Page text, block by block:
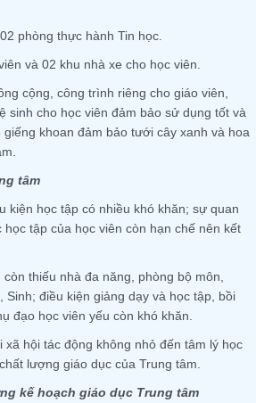
phòng thực hành Tin học.
và 02 khu nhà xe cho học viên.
cộng, công trình riêng cho giáo viên,
sinh cho học viên đảm bảo sử dụng tốt và
khoan đảm bảo tưới cây xanh và hoa
tâm
kiện học tập có nhiều khó khăn; sự quan
tập của học viên còn hạn chế nên kết
thiếu nhà đa năng, phòng bộ môn,
Sinh; điều kiện giảng dạy và học tập, bồi
đạo học viên yếu còn khó khăn.
xã hội tác động không nhỏ đến tâm lý học
lượng giáo dục của Trung tâm.
kế hoạch giáo dục Trung tâm